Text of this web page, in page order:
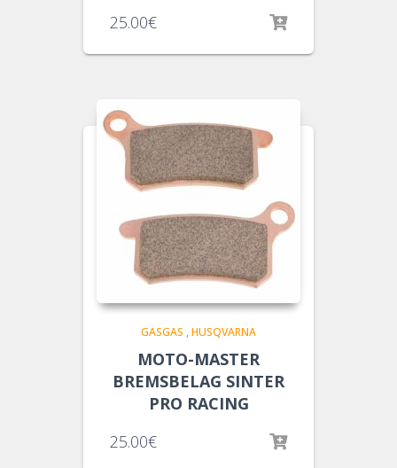
25.00€
GASGAS , HUSQVARNA
MOTO-MASTER
BREMSBELAG SINTER
PRO RACING
25.00€